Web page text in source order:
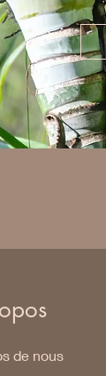
de nous